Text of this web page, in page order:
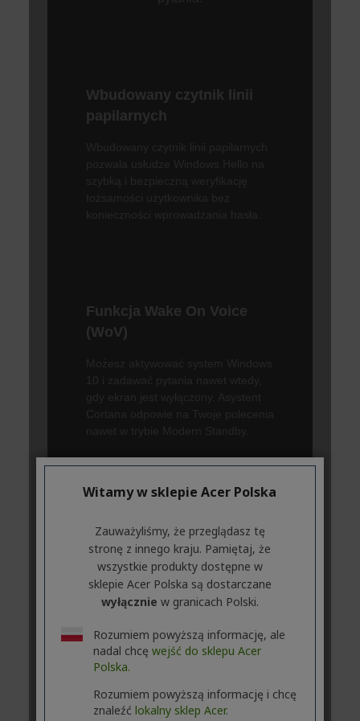
Witamy w sklepie Acer Polska
Zauważyliśmy, że przeglądasz tę
stronę z innego kraju. Pamiętaj, że
wszystkie produkty dostępne w
sklepie Acer Polska są dostarczane
wyłącznie w granicach Polski.
Rozumiem powyższą informację, ale
nadal chcę wejść do sklepu Acer
Polska.
Rozumiem powyższą informację i chcę
znaleźć lokalny sklep Acer.